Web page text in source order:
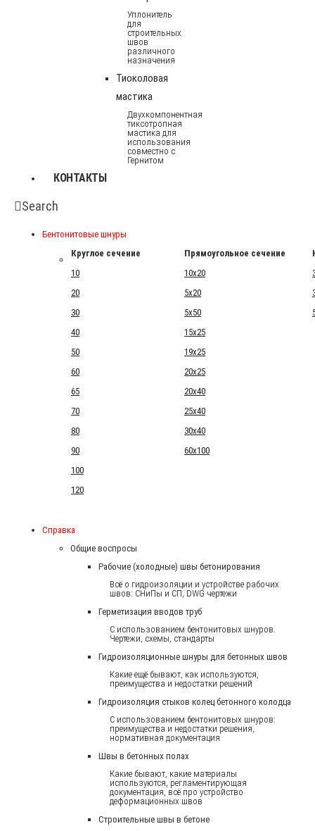
Уплонитель
для
строительных
швов
различного
назначения
Тиоколовая
мастика
Двухкомпонентная
тиксотропная
мастика для
использования
совместно с
Гернитом
КОНТАКТЫ
Search
Бентонитовые шнуры
Круглое сечение
Прямоугольное сечение
10
10x20
20
5x20
30
5x50
40
15x25
50
19x25
60
20x25
65
20x40
70
25x40
80
30x40
90
60x100
100
120
Справка
Общие воспросы
Рабочие (холодные) швы бетонирования
Всё о гидроизоляции и устройстве рабочих
швов: СНиПы и СП, DWG чертежи
Герметизация вводов труб
С использованием бентонитовых шнуров.
Чертежи, схемы, стандарты
Гидроизоляционные шнуры для бетонных швов
Какие ещё бывают, как используются,
преимущества и недостатки решений
Гидроизоляция стыков колец бетонного колодца
С использованием бентонитовых шнуров:
преимущества и недостатки решения,
нормативная документация
Швы в бетонных полах
Какие бывают, какие материалы
используются, регламентирующая
документация, всё про устройство
деформационных швов
Строительные швы в бетоне